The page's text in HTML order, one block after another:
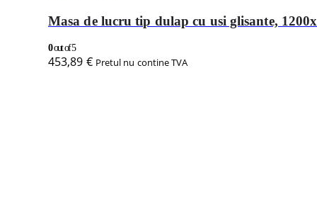
Masa de lucru tip dulap cu usi glisante,
0out of 5
453,89 € Pretul nu contine TVA